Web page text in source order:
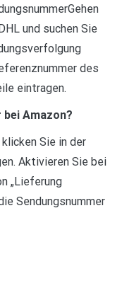
und suchen Sie
des
eintragen.
bei Amazon?
Sie in der
Aktivieren Sie bei
„Lieferung
Sendungsnummer